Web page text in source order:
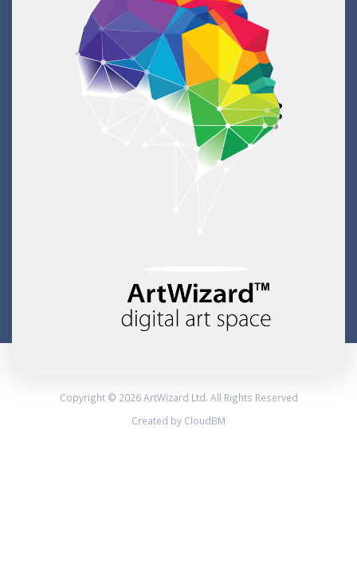
Copyright © 2026 ArtWizard Ltd. All Rights Reserved
Created by CloudBM